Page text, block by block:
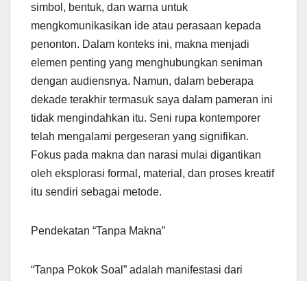
simbol, bentuk, dan warna untuk
mengkomunikasikan ide atau perasaan kepada
penonton. Dalam konteks ini, makna menjadi
elemen penting yang menghubungkan seniman
dengan audiensnya. Namun, dalam beberapa
dekade terakhir termasuk saya dalam pameran ini
tidak mengindahkan itu. Seni rupa kontemporer
telah mengalami pergeseran yang signifikan.
Fokus pada makna dan narasi mulai digantikan
oleh eksplorasi formal, material, dan proses kreatif
itu sendiri sebagai metode.
Pendekatan “Tanpa Makna”
“Tanpa Pokok Soal” adalah manifestasi dari